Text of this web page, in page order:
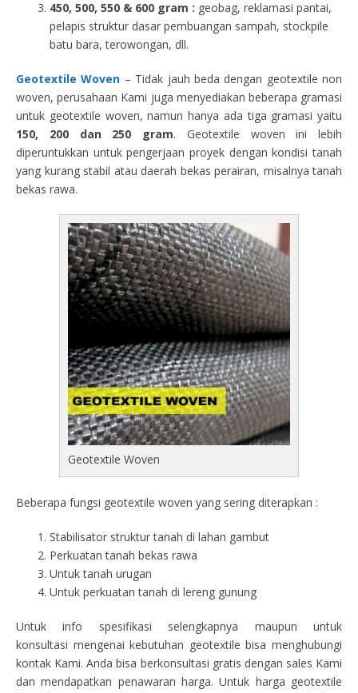
450, 500, 550 & 600 gram : geobag, reklamasi pantai,
pelapis struktur dasar pembuangan sampah, stockpile
batu bara, terowongan, dll.
Geotextile Woven – Tidak jauh beda dengan geotextile non
woven, perusahaan Kami juga menyediakan beberapa gramasi
untuk geotextile woven, namun hanya ada tiga gramasi yaitu
150, 200 dan 250 gram. Geotextile woven ini lebih
diperuntukkan untuk pengerjaan proyek dengan kondisi tanah
yang kurang stabil atau daerah bekas perairan, misalnya tanah
bekas rawa.
Geotextile Woven
Beberapa fungsi geotextile woven yang sering diterapkan :
Stabilisator struktur tanah di lahan gambut
Perkuatan tanah bekas rawa
Untuk tanah urugan
Untuk perkuatan tanah di lereng gunung
Untuk info spesifikasi selengkapnya maupun untuk
konsultasi mengenai kebutuhan geotextile bisa menghubungi
kontak Kami. Anda bisa berkonsultasi gratis dengan sales Kami
dan mendapatkan penawaran harga. Untuk harga geotextile